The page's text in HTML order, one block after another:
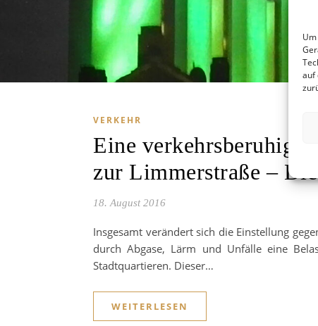
auf
VERKEHR
Eine
zur Limmerstraße –
18. August 2016
Insgesamt verändert sich die Einstellung
durch Abgase, Lärm und Unfälle eine
Stadtquartieren. Dieser…
WEITERLESEN